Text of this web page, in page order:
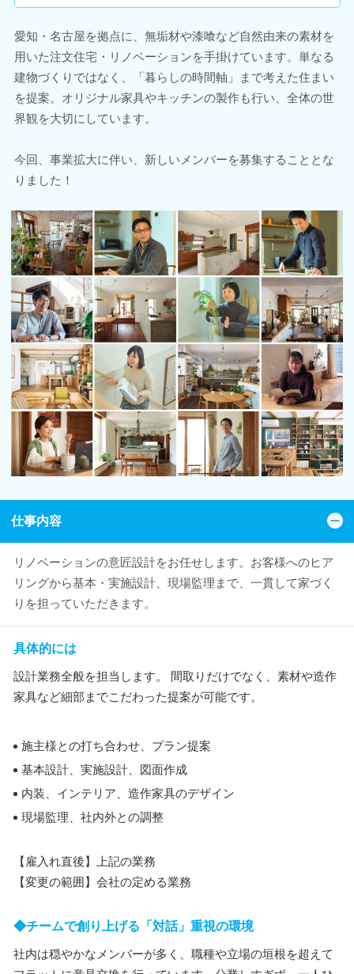
愛知・名古屋を拠点に、無垢材や漆喰など自然由来の素材を
用いた注文住宅・リノベーションを手掛けています。単なる
建物づくりではなく、「暮らしの時間軸」まで考えた住まい
を提案。オリジナル家具やキッチンの製作も行い、全体の世
界観を大切にしています。
今回、事業拡大に伴い、新しいメンバーを募集することとな
りました！
仕事内容
リノベーションの意匠設計をお任せします。お客様へのヒア
リングから基本・実施設計、現場監理まで、一貫して家づく
りを担っていただきます。
具体的には
設計業務全般を担当します。 間取りだけでなく、素材や造作
家具など細部までこだわった提案が可能です。
施主様との打ち合わせ、プラン提案
基本設計、実施設計、図面作成
内装、インテリア、造作家具のデザイン
現場監理、社内外との調整
【雇入れ直後】上記の業務
【変更の範囲】会社の定める業務
◆チームで創り上げる「対話」重視の環境
社内は穏やかなメンバーが多く、職種や立場の垣根を超えて